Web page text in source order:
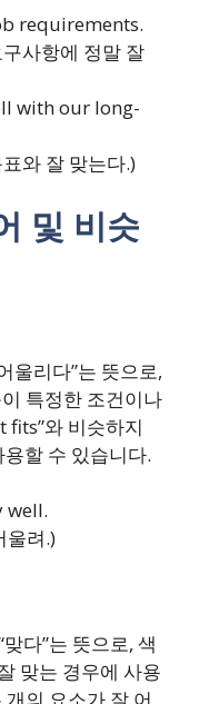
requirements.
사항에 정말 잘
with our long-
와 잘 맞는다.)
및 비슷
울리다”는 뜻으로,
특정한 조건이나
fits”와 비슷하지
할 수 있습니다.
well.
울려.)
다”는 뜻으로, 색
맞는 경우에 사용
의 요소가 잘 어